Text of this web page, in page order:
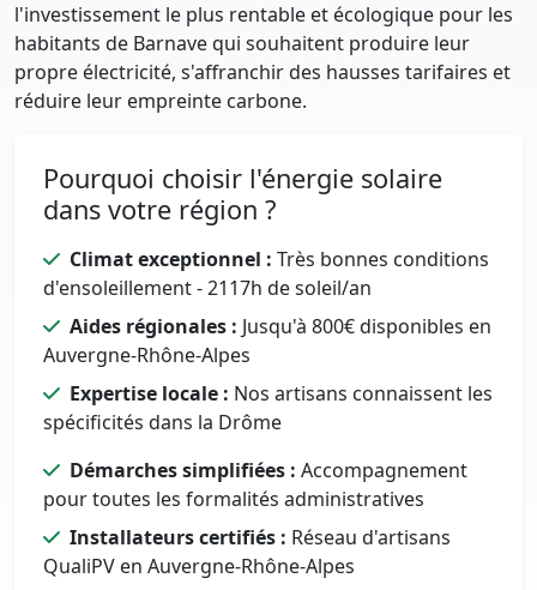
l'investissement le plus rentable et écologique pour les
habitants de Barnave qui souhaitent produire leur
propre électricité, s'affranchir des hausses tarifaires et
réduire leur empreinte carbone.
Pourquoi choisir l'énergie solaire
dans votre région ?
Climat exceptionnel : Très bonnes conditions
d'ensoleillement - 2117h de soleil/an
Aides régionales : Jusqu'à 800€ disponibles en
Auvergne-Rhône-Alpes
Expertise locale : Nos artisans connaissent les
spécificités dans la Drôme
Démarches simplifiées : Accompagnement
pour toutes les formalités administratives
Installateurs certifiés : Réseau d'artisans
QualiPV en Auvergne-Rhône-Alpes